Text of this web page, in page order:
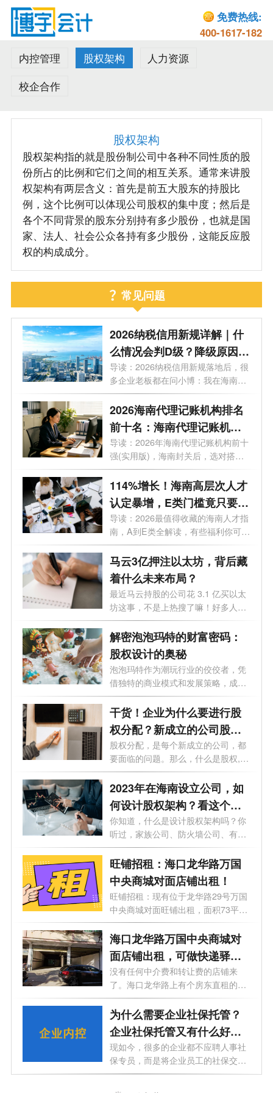
免费热线:
400-1617-182
内控管理
股权架构
人力资源
校企合作
股权架构
股权架构指的就是股份制公司中各种不同性质的股
份所占的比例和它们之间的相互关系。通常来讲股
权架构有两层含义：首先是前五大股东的持股比
例，这个比例可以体现公司股权的集中度；然后是
各个不同背景的股东分别持有多少股份，也就是国
家、法人、社会公众各持有多少股份，这能反应股
权的构成成分。
常见问题
2026纳税信用新规详解｜什
么情况会判D级？降级原因及
信用修复方法
导读：2026纳税信用新规落地后，很
多企业老板都在问小博：我在海南的
企业...
2026海南代理记账机构排名
前十名：海南代理记账机构
哪家好？
导读：2026年海南代理记账机构前十
强(实用版)，海南封关后，选对搭档
可以少...
114%增长！海南高层次人才
认定暴增，E类门槛竟只要个
税5万/年
导读：2026最值得收藏的海南人才指
南，A到E类全解读，有些福利你可能
根本不...
马云3亿押注以太坊，背后藏
着什么未来布局？
最近马云持股的公司花 3.1 亿买以太
坊这事，不是上热搜了嘛！好多人都
纳闷...
解密泡泡玛特的财富密码：
股权设计的奥秘
泡泡玛特作为潮玩行业的佼佼者，凭
借独特的商业模式和发展策略，成功
赢得...
干货！企业为什么要进行股
权分配？新成立的公司股权
怎么分配？
股权分配，是每个新成立的公司，都
要面临的问题。那么，什么是股权,股
权...
2023年在海南设立公司，如
何设计股权架构？看这个就
够了！
你知道，什么是设计股权架构吗？你
听过，家族公司、防火墙公司、有限
合伙...
旺铺招租：海口龙华路万国
中央商城对面店铺出租！
旺铺招租：现有位于龙华路29号万国
中央商城对面旺铺出租，面积73平方
和140...
海口龙华路万国中央商城对
面店铺出租，可做快递驿站
和物流仓储
没有任何中介费和转让费的店铺来
了。海口龙华路上有个房东直租的铺
面招租...
为什么需要企业社保托管？
企业社保托管又有什么好
处？
现如今，很多的企业都不应聘人事社
保专员，而是将企业员工的社保交给
第三...